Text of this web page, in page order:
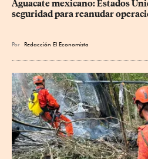
Aguacate mexicano: Estados
seguridad para reanudar
Por Redacción El Economista